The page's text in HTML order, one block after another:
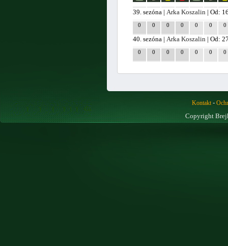
39. sezóna | Arka Koszalin | Od:
0 0 0 0 0 0 0
40. sezóna | Arka Koszalin | Od:
0 0 0 0 0 0 0
Kontakt-
Copyright